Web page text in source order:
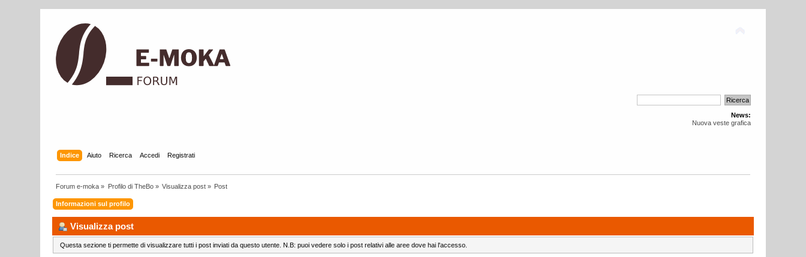
News:
Nuova veste grafica
Indice Aiuto Ricerca Accedi Registrati
Forum e-moka » Profilo di TheBo» Visualizza post » Post
Informazioni sul profilo
Visualizza post
Questa sezione ti permette di visualizzare tutti i post inviati da questo utente. N.B: puoi vedere solo i post relativi alle aree dove hai l'accesso.